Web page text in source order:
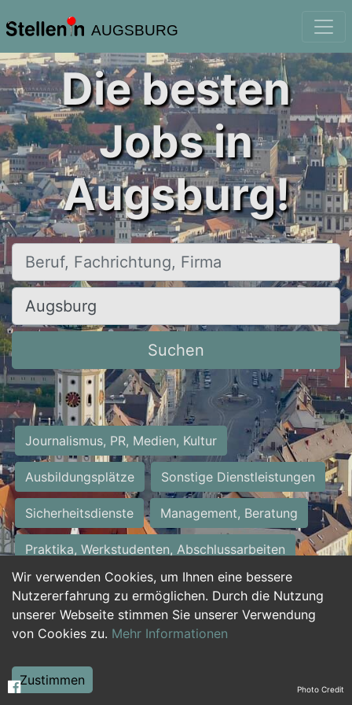
AUGSBURG
Wir verwenden Cookies, um Ihnen eine bessere
Nutzererfahrung zu ermöglichen. Durch die Nutzung
unserer Webseite stimmen Sie unserer Verwendung
von Cookies zu. Mehr Informationen
Zustimmen
Die besten
Jobs in
Augsburg!
Beruf, Fachrichtung, Firma
Ort, Stadt
Suchen
Journalismus, PR, Medien, Kultur
Ausbildungsplätze Sonstige Dienstleistungen
Sicherheitsdienste Management, Beratung
Praktika, Werkstudenten, Abschlussarbeiten
Personalwesen Assistenz, Sekretariat
Hilfskräfte, Aushilfs- und Nebenjobs
Weiterbildung, Studium, duale Ausbildung Photo Credit